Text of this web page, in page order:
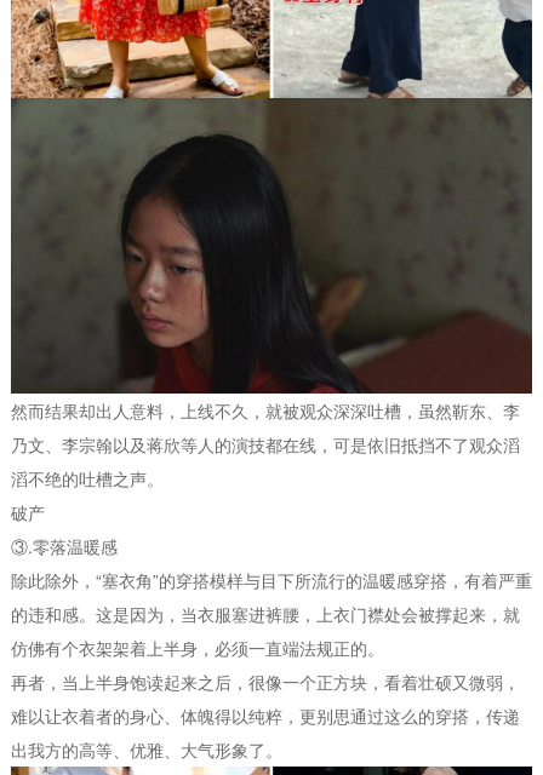
然而结果却出人意料，上线不久，就被观众深深吐槽，虽然靳东、李
乃文、李宗翰以及蒋欣等人的演技都在线，可是依旧抵挡不了观众滔
滔不绝的吐槽之声。
破产
③.零落温暖感
除此除外，“塞衣角”的穿搭模样与目下所流行的温暖感穿搭，有着严重
的违和感。这是因为，当衣服塞进裤腰，上衣门襟处会被撑起来，就
仿佛有个衣架架着上半身，必须一直端法规正的。
再者，当上半身饱读起来之后，很像一个正方块，看着壮硕又微弱，
难以让衣着者的身心、体魄得以纯粹，更别思通过这么的穿搭，传递
出我方的高等、优雅、大气形象了。